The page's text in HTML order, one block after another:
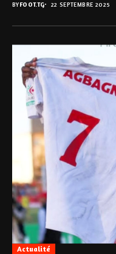
BYFOOT.TG 22 SEPTEMBRE 2025
Actualité